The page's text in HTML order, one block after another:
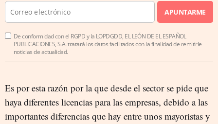
APUNTARME
De conformidad con el RGPD y la LOPDGDD, EL LEÓN DE EL ESPAÑOL
PUBLICACIONES, S.A. tratará los datos facilitados con la finalidad de remitirle
noticias de actualidad.
Es por esta razón por la que desde el sector se pide que
haya diferentes licencias para las empresas, debido a las
importantes diferencias que hay entre unos mayoristas y